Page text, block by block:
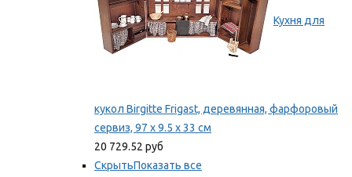
Кухня для
кукол Birgitte Frigast, деревянная, фарфоровый
сервиз, 97 x 9.5 x 33 см
20 729.52 руб
СкрытьПоказать все